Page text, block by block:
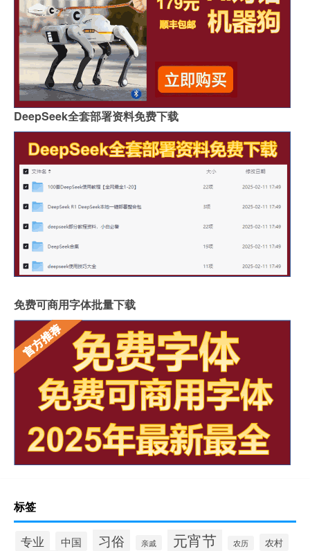
DeepSeek全套部署资料免费下载
免费可商用字体批量下载
标签
专业 中国 习俗 亲戚 元宵节 农历 农村